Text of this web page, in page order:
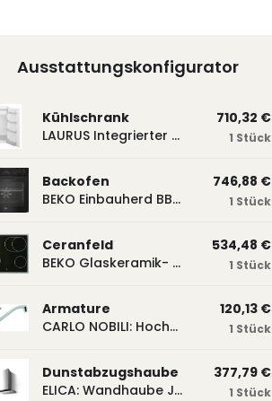
Ausstattungskonfigurator
Kühlschrank
LAURUS Integrierter Kühlautomat LKG122E LKG122E
710,32 €
1 Stück
Backofen
BEKO Einbauherd BBUM113N2B mit Hydrolyse, Schwarz BBUM113N2B
746,88 €
1 Stück
Ceranfeld
BEKO Glaskeramik- Strahlungskochfeld EH 9641 XHN, herdgebunden EH9641XHN
534,48 €
1 Stück
Armature
CARLO NOBILI: Hochdruck- Einhebelmischbatterie Blue, Mischbatterie verchromt 17770
120,13 €
1 Stück
Dunstabzugshaube
ELICA: Wandhaube JOYE 60-A,600 mm breit Edelstahl JOYE60A
377,79 €
1 Stück